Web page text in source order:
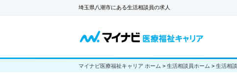
埼玉県八潮市にある生活相談員の求人
マイナビ医療福祉キャリア ホーム > 生活相談員ホーム > 生活相